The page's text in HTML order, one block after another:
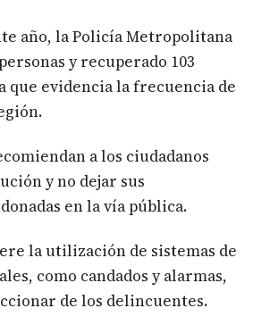
año, la Policía Metropolitana
y recuperado 103
evidencia la frecuencia de
a los ciudadanos
y no dejar sus
en la vía pública.
la utilización de sistemas de
como candados y alarmas,
de los delincuentes.